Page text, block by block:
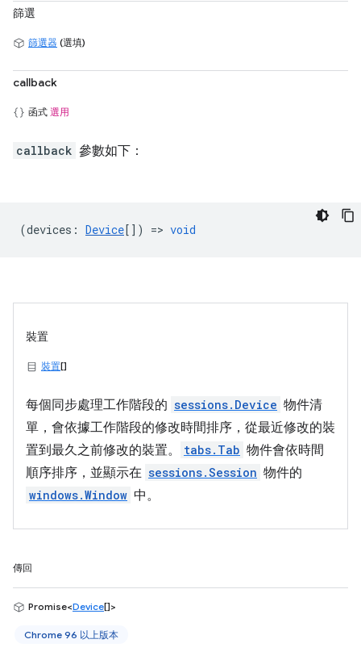
篩選
篩選器 (選填)
callback
函式 選用
callback 參數如下：
(devices : Device[]) => void
裝置
裝置[]
每個同步處理工作階段的 sessions.Device 物件清
單，會依據工作階段的修改時間排序，從最近修改的裝
置到最久之前修改的裝置。
tabs.Tab 物件會依時間
順序排序，並顯示在 sessions.Session 物件的
windows.Window 中。
傳回
Promise<Device[]>
Chrome 96 以上版本